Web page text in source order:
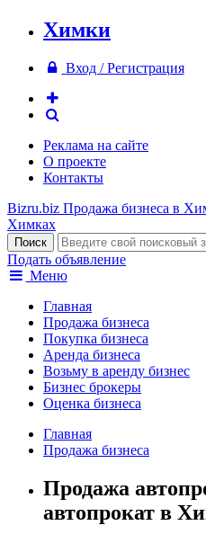
Химки
Вход / Регистрация
Реклама на сайте
О проекте
Контакты
Bizru.biz Продажа бизнеса в
Химках
Подать объявление
Меню
Главная
Продажа бизнеса
Покупка бизнеса
Аренда бизнеса
Возьму в аренду бизнес
Бизнес брокеры
Оценка бизнеса
Главная
Продажа бизнеса
Продажа
автопрокат в